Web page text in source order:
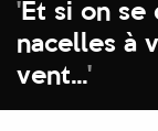
'Et si on se
nacelles à
vent...'